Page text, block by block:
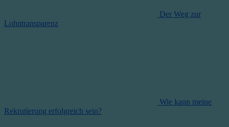
Der Weg zur
Lohntransparenz
Wie kann meine
Rekrutierung erfolgreich sein?